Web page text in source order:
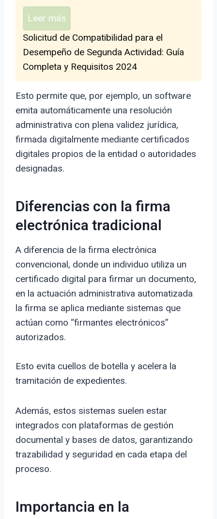
Leer más
Solicitud de Compatibilidad para el
Desempeño de Segunda Actividad: Guía
Completa y Requisitos 2024
Esto permite que, por ejemplo, un software
emita automáticamente una resolución
administrativa con plena validez jurídica,
firmada digitalmente mediante certificados
digitales propios de la entidad o autoridades
designadas.
Diferencias con la firma
electrónica tradicional
A diferencia de la firma electrónica
convencional, donde un individuo utiliza un
certificado digital para firmar un documento,
en la actuación administrativa automatizada
la firma se aplica mediante sistemas que
actúan como “firmantes electrónicos”
autorizados.
Esto evita cuellos de botella y acelera la
tramitación de expedientes.
Además, estos sistemas suelen estar
integrados con plataformas de gestión
documental y bases de datos, garantizando
trazabilidad y seguridad en cada etapa del
proceso.
Importancia en la